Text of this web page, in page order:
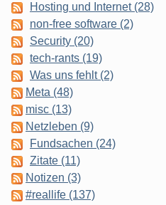
Hosting und Internet (28)
non-free software (2)
Security (20)
tech-rants (19)
Was uns fehlt (2)
Meta (48)
misc (13)
Netzleben (9)
Fundsachen (24)
Zitate (11)
Notizen (3)
#reallife (137)